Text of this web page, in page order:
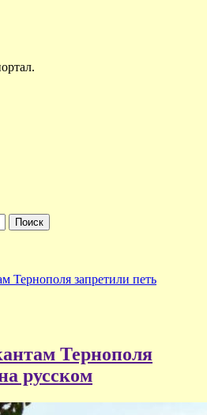
Тернополя запретили петь
Тернополя
русском